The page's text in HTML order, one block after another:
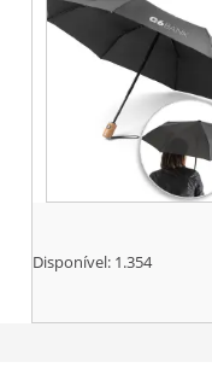
Disponível: 1.354